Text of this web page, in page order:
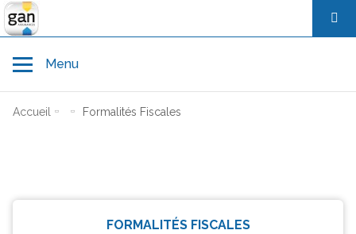
Toggle navigation
Menu
Accueil
Au moment du décès
Accueil Formalités Fiscales
FORMALITÉS FISCALES